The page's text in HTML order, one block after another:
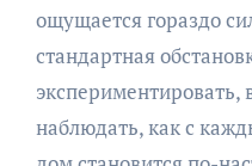
ощущается гораздо
стандартная
экспериментировать,
наблюдать, как с